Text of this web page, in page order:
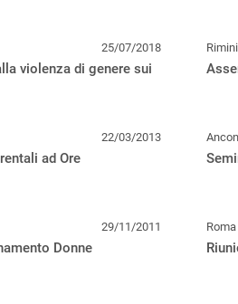
25/07/2018
violenza di genere sui
Rimini
22/03/2013
ad Ore
29/11/2011
Donne
Roma